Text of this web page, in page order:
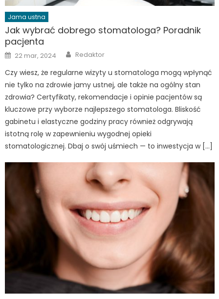
Jama ustna
Jak wybrać dobrego stomatologa? Poradnik
pacjenta
Posted
on
22 mar, 2024 Author
Redaktor
Czy wiesz, że regularne wizyty u stomatologa mogą wpłynąć
nie tylko na zdrowie jamy ustnej, ale także na ogólny stan
zdrowia? Certyfikaty, rekomendacje i opinie pacjentów są
kluczowe przy wyborze najlepszego stomatologa. Bliskość
gabinetu i elastyczne godziny pracy również odgrywają
istotną rolę w zapewnieniu wygodnej opieki
stomatologicznej. Dbaj o swój uśmiech — to inwestycja w […]